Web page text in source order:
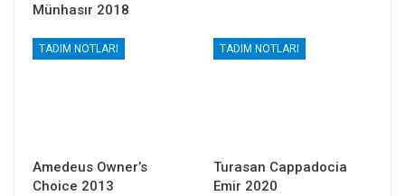
Münhasır 2018
TADIM NOTLARI
Amedeus Owner’s
Choice 2013
TADIM NOTLARI
Turasan Cappadocia
Emir 2020